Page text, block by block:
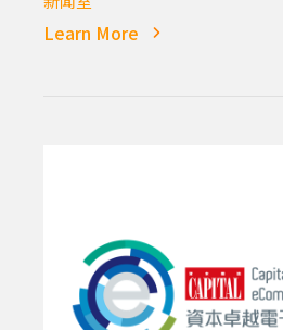
Learn More